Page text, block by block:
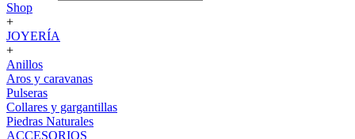
Shop
+
JOYERÍA
+
Anillos
Aros y caravanas
Pulseras
Collares y gargantillas
Piedras Naturales
ACCESORIOS